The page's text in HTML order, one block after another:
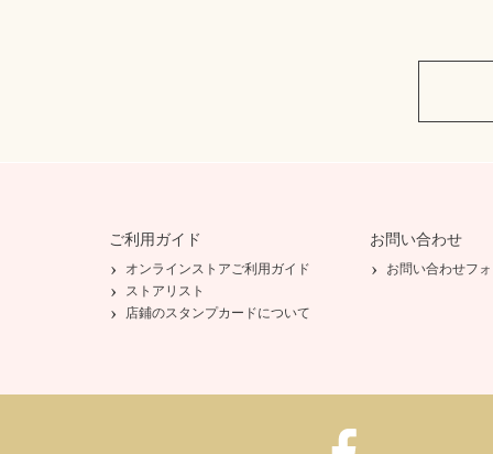
ご利用ガイド
オンラインストアご利用ガイド
ストアリスト
店鋪のスタンプカードについて
お問い合わせ
お問い合わせフ